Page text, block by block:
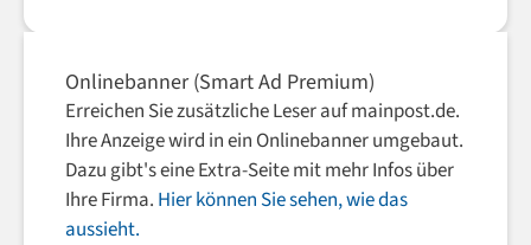
Onlinebanner (Smart Ad Premium)
Erreichen Sie zusätzliche Leser auf mainpost.de.
Ihre Anzeige wird in ein Onlinebanner umgebaut.
Dazu gibt's eine Extra-Seite mit mehr Infos über
Ihre Firma. Hier können Sie sehen, wie das
aussieht.